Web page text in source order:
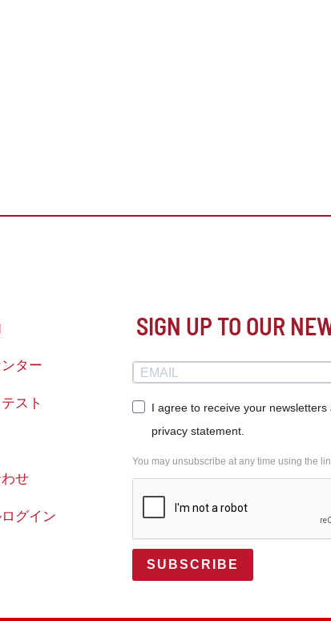
ター
スト
せ
グイン
SIGN UP TO OUR
I agree to receive your
privacy statement.
You may unsubscribe at any time using the
SUBSCRIBE